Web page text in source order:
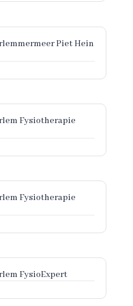
Piet Hein
Fysiotherapie
Fysiotherapie
FysioExpert